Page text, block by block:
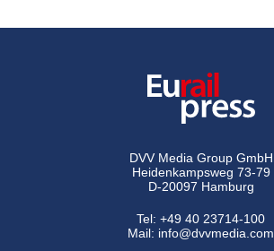
DVV Media Group GmbH
Heidenkampsweg 73-79
D-20097 Hamburg
Tel:+49 40 23714-100
Mail: info@dvvmedia.com